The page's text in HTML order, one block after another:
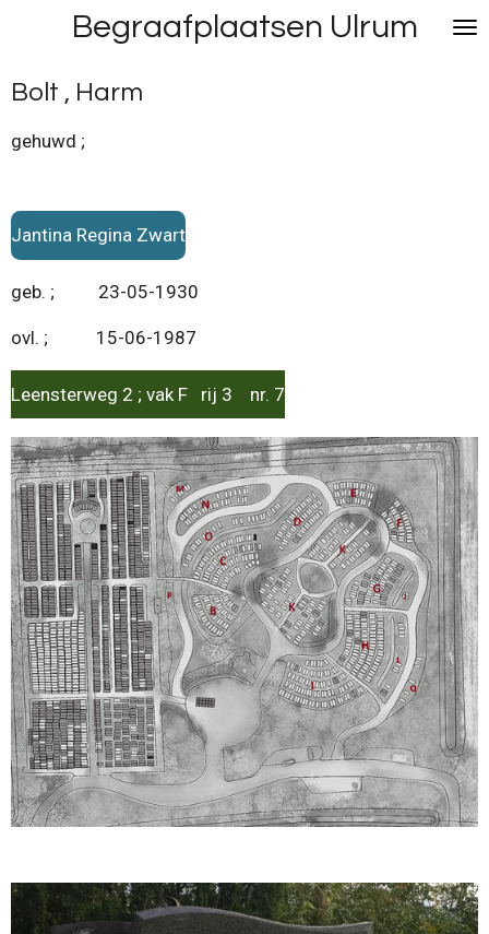
naar
de
hoofdinhoud
Begraafplaatsen Ulrum
Bolt , Harm
gehuwd ;
Jantina Regina Zwart
geb. ; 23-05-1930
ovl. ; 15-06-1987
Leensterweg 2 ; vak F rij 3 nr. 7